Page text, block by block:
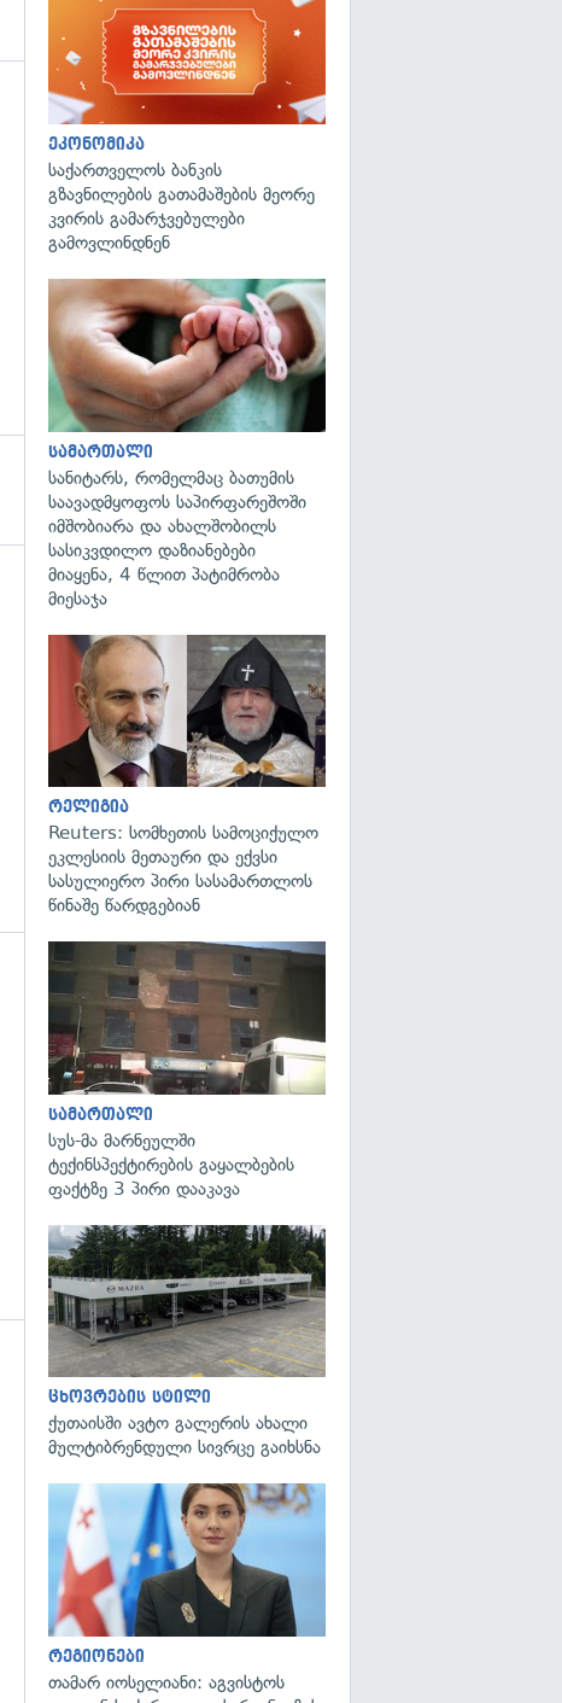
გადახედვა
ეკონომიკა
საქართველოს ბანკის
გზავნილების გათამაშების მეორე
კვირის გამარჯვებულები
გამოვლინდნენ
სამართალი
სანიტარს, რომელმაც ბათუმის
საავადმყოფოს საპირფარეშოში
იმშობიარა და ახალშობილს
სასიკვდილო დაზიანებები
მიაყენა, 4 წლით პატიმრობა
მიესაჯა
რელიგია
Reuters: სომხეთის სამოციქულო
ეკლესიის მეთაური და ექვსი
სასულიერო პირი სასამართლოს
წინაშე წარდგებიან
სამართალი
სუს-მა მარნეულში
ტექინსპექტირების გაყალბების
ფაქტზე 3 პირი დააკავა
ცხოვრების სტილი
ქუთაისში ავტო გალერის ახალი
მულტიბრენდული სივრცე გაიხსნა
რეგიონები
თამარ იოსელიანი: აგვისტოს